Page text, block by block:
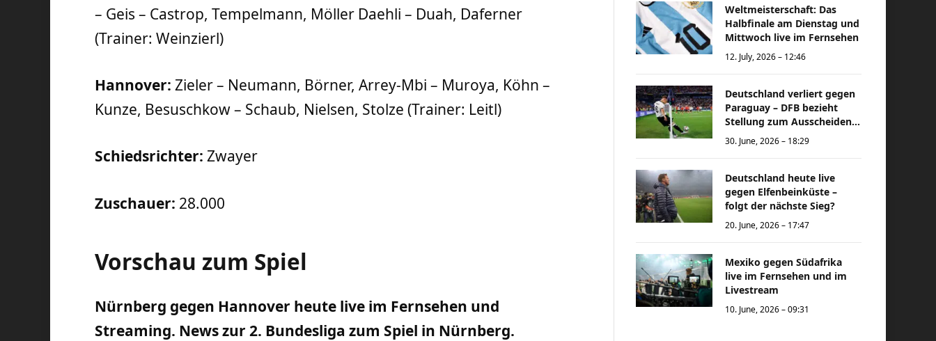
– Geis – Castrop, Tempelmann, Möller Daehli – Duah, Daferner
(Trainer: Weinzierl)
Hannover: Zieler – Neumann, Börner, Arrey-Mbi – Muroya, Köhn –
Kunze, Besuschkow – Schaub, Nielsen, Stolze (Trainer: Leitl)
Schiedsrichter:Zwayer
Zuschauer: 28.000
Vorschau zum Spiel
Nürnberg gegen Hannover heute live im Fernsehen und
Streaming. News zur 2. Bundesliga zum Spiel in Nürnberg.
Weltmeisterschaft: Das
Halbfinale am Dienstag und
Mittwoch live im Fernsehen
12. July, 2026 – 12:46
Deutschland verliert gegen
Paraguay – DFB bezieht
Stellung zum Ausscheiden
bei der Weltmeisterschaft
30. June, 2026 – 18:29
Deutschland heute live
gegen Elfenbeinküste –
folgt der nächste Sieg?
20. June, 2026 – 17:47
Mexiko gegen Südafrika
live im Fernsehen und im
Livestream
10. June, 2026 – 09:31